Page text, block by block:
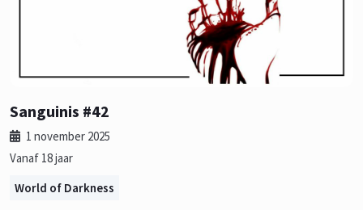
Sanguinis #42
1 november 2025
Vanaf 18 jaar
World of Darkness